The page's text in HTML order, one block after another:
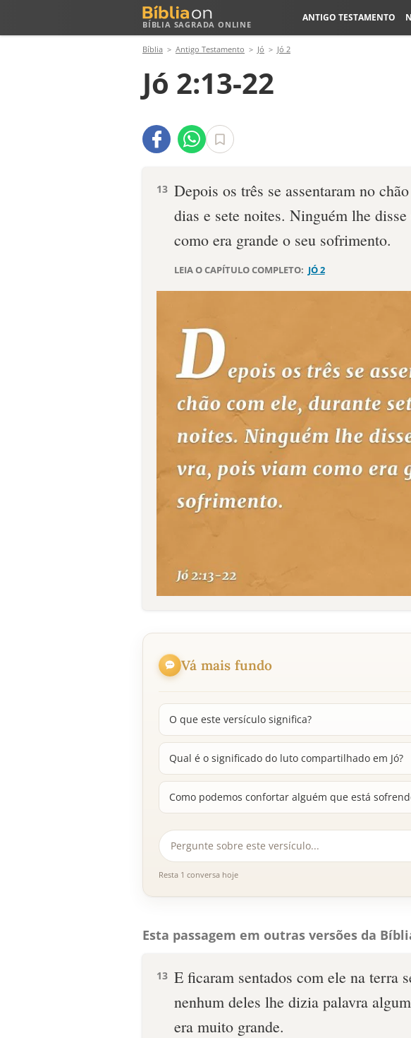
BÍBLIA SAGRADA ONLINE
ANTIGO TESTAMENTO
Bíblia Antigo Testamento Jó Jó 2
Jó 2:13-22
13 Depo­is os três se assentaram no
dias e sete noites. Ninguém lhe
como era grande o seu sofrimen­to.
LEIA O CAPÍTULO COMPLETO: JÓ 2
Vá mais fundo
O que este versículo significa?
Qual é o significado do luto compartilhado em Jó?
Como podemos confortar alguém que está
Resta 1 conversa hoje
Esta passagem em outras versões da
13 E ficaram sentados com ele na terra
nenhum deles lhe dizia palavra
era muito grande.